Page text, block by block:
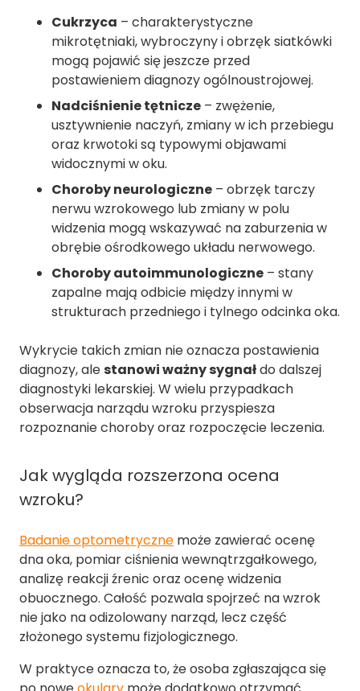
Cukrzyca – charakterystyczne
mikrotętniaki, wybroczyny i obrzęk siatkówki
mogą pojawić się jeszcze przed
postawieniem diagnozy ogólnoustrojowej.
Nadciśnienie tętnicze – zwężenie,
usztywnienie naczyń, zmiany w ich przebiegu
oraz krwotoki są typowymi objawami
widocznymi w oku.
Choroby neurologiczne – obrzęk tarczy
nerwu wzrokowego lub zmiany w polu
widzenia mogą wskazywać na zaburzenia w
obrębie ośrodkowego układu nerwowego.
Choroby autoimmunologiczne – stany
zapalne mają odbicie między innymi w
strukturach przedniego i tylnego odcinka oka.
Wykrycie takich zmian nie oznacza postawienia
diagnozy, ale stanowi ważny sygnałdo dalszej
diagnostyki lekarskiej. W wielu przypadkach
obserwacja narządu wzroku przyspiesza
rozpoznanie choroby oraz rozpoczęcie leczenia.
Jak wygląda rozszerzona ocena
wzroku?
Badanie optometryczne może zawierać ocenę
dna oka, pomiar ciśnienia wewnątrzgałkowego,
analizę reakcji źrenic oraz ocenę widzenia
obuocznego. Całość pozwala spojrzeć na wzrok
nie jako na odizolowany narząd, lecz część
złożonego systemu fizjologicznego.
W praktyce oznacza to, że osoba zgłaszająca się